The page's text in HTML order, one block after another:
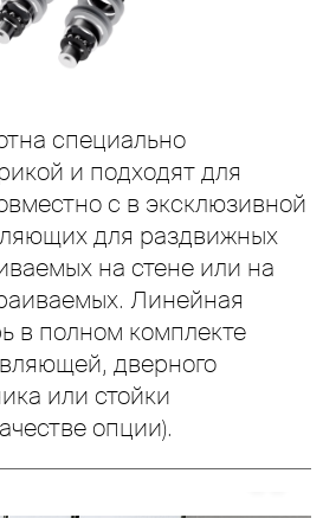
специально
и подходят для
с в эксклюзивной
для раздвижных
на стене или на
Линейная
в полном комплекте
дверного
или стойки
опции).